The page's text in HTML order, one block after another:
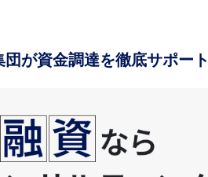
が資金調達を徹底サポート